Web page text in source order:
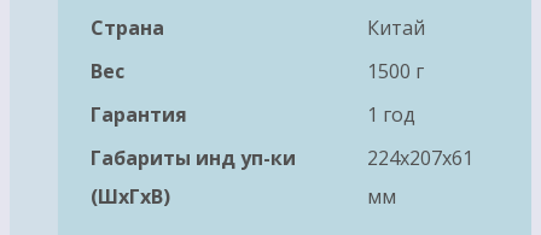
Страна
Китай
Вес
1500 г
Гарантия
1 год
Габариты инд уп-ки
(ШхГхВ)
224x207x61
мм